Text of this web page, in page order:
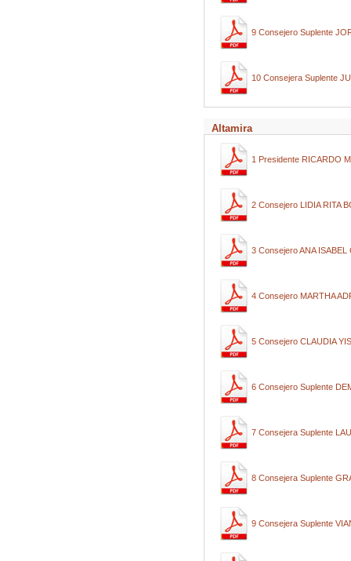
9 Consejero Suplente
10 Consejera Suplente
Altamira
1 Presidente RICARDO
2 Consejero LIDIA RITA
3 Consejero ANA
4 Consejero MARTHA
5 Consejero CLAUDIA
6 Consejero Suplente
7 Consejera Suplente
8 Consejera Suplente
9 Consejera Suplente